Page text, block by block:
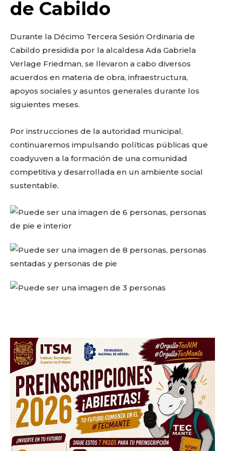
Facebook
Twitter
Email
WhatsApp
Copy
Link
Gmail
Telegram
k
de Cabildo
Durante la Décimo Tercera Sesión Ordinaria de
Cabildo presidida por la alcaldesa Ada Gabriela
Verlage Friedman, se llevaron a cabo diversos
acuerdos en materia de obra, infraestructura,
apoyos sociales y asuntos generales durante los
siguientes meses.
Por instrucciones de la autoridad municipal,
continuaremos impulsando políticas públicas que
coadyuven a la formación de una comunidad
competitiva y desarrollada en un ambiente social
sustentable.